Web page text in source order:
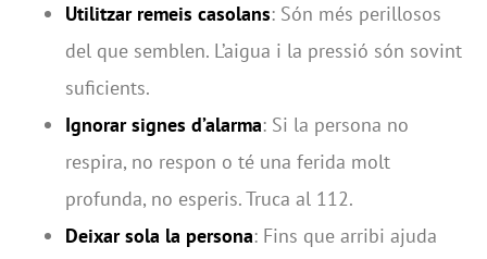
Utilitzar remeis casolans: Són més perillosos
del que semblen. L’aigua i la pressió són sovint
suficients.
Ignorar signes d’alarma: Si la persona no
respira, no respon o té una ferida molt
profunda, no esperis. Truca al 112.
Deixar sola la persona: Fins que arribi ajuda